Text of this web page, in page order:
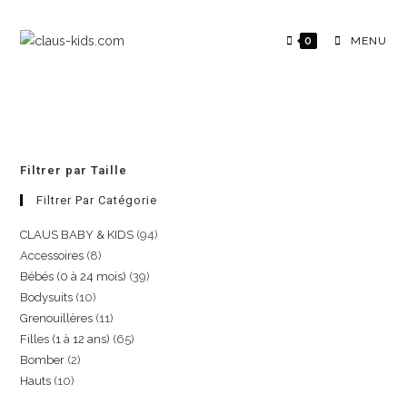
0 MENU
Filtrer par Taille
Filtrer Par Catégorie
CLAUS BABY & KIDS 94
Accessoires 8
Bébés (0 à 24 mois) 39
Bodysuits 10
Grenouillères 11
Filles (1 à 12 ans) 65
Bomber 2
Hauts 10